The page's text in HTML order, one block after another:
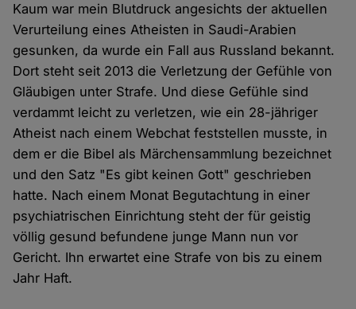
Kaum war mein Blutdruck angesichts der aktuellen
Verurteilung eines Atheisten in Saudi-Arabien
gesunken, da wurde ein Fall aus Russland bekannt.
Dort steht seit 2013 die Verletzung der Gefühle von
Gläubigen unter Strafe. Und diese Gefühle sind
verdammt leicht zu verletzen, wie ein 28-jähriger
Atheist nach einem Webchat feststellen musste, in
dem er die Bibel als Märchensammlung bezeichnet
und den Satz "Es gibt keinen Gott" geschrieben
hatte. Nach einem Monat Begutachtung in einer
psychiatrischen Einrichtung steht der für geistig
völlig gesund befundene junge Mann nun vor
Gericht. Ihn erwartet eine Strafe von bis zu einem
Jahr Haft.